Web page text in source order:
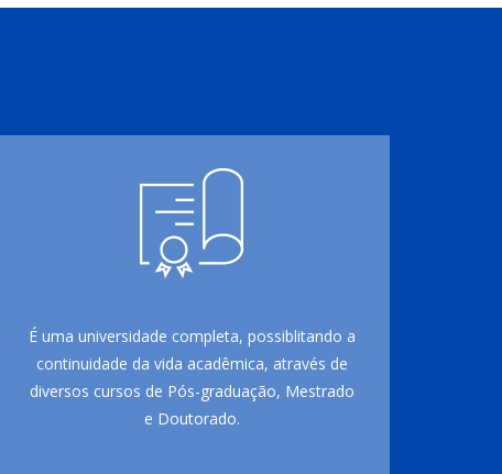
É uma universidade completa, possiblitando a
continuidade da vida acadêmica, através de
diversos cursos de Pós-graduação, Mestrado
e Doutorado.